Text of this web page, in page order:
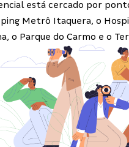
está cercado por
Metrô Itaquera, o
o Parque do Carmo e o
Uma localização
praticidade e bem-estar no